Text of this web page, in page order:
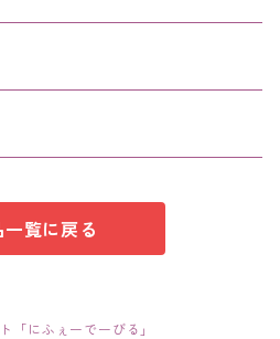
一覧に戻る
「にふぇーでーびる」